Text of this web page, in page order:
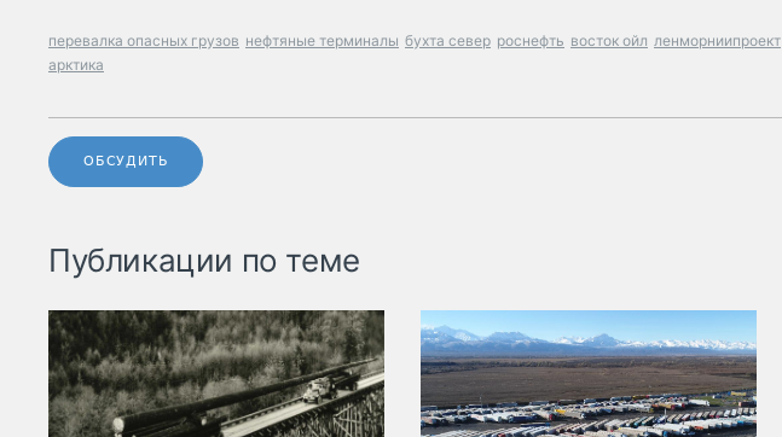
перевалка опасных грузов нефтяные терминалы бухта север роснефть восток ойл ленморниипроект
арктика
ОБСУДИТЬ
Публикации по теме